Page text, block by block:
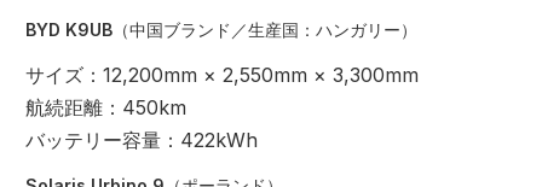
BYD K9UB （中国ブランド／生産国：ハンガリー）
サイズ：12,200mm × 2,550mm × 3,300mm
航続距離：450km
バッテリー容量：422kWh